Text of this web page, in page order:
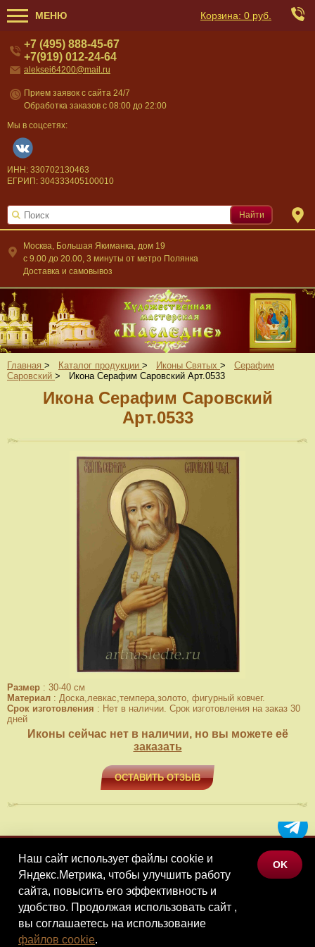
МЕНЮ Корзина: 0 руб.
Москва, Большая Якиманка, дом 19
c 9.00 до 20.00, 3 минуты от метро Полянка
Доставка и самовывоз
+7 (495) 888-45-67
+7(919) 012-24-64
aleksei64200@mail.ru
Прием заявок с сайта 24/7
Обработка заказов с 08:00 до 22:00
Мы в соцсетях:
ИНН: 330702130463
ЕГРИП: 304333405100010
Найти
Главная > Каталог продукции > Иконы Святых >
Серафим
Саровский > Икона Серафим Саровский Арт.0533
Икона Серафим Саровский
Арт.0533
Размер : 30-40 см
Материал : Доска,левкас,темпера,золото, фигурный ковчег.
Срок изготовления : Нет в наличии. Срок изготовления на заказ 30
дней
Иконы сейчас нет в наличии, но вы можете её
заказать
ОСТАВИТЬ ОТЗЫВ
МЕНЮ
КАТАЛОГ ТОВАРОВ
КОНТАКТЫ
Наш сайт использует файлы cookie и
Яндекс.Метрика, чтобы улучшить работу
сайта, повысить его эффективность и
удобство. Продолжая использовать сайт ,
вы соглашаетесь на использование
файлов cookie.
OK